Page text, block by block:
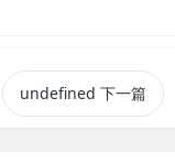
undefined 下一篇